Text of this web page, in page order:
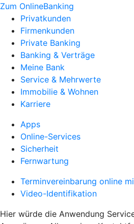
Zum OnlineBanking
Privatkunden
Firmenkunden
Private Banking
Banking & Verträge
Meine Bank
Service & Mehrwerte
Immobilie & Wohnen
Karriere
Apps
Online-Services
Sicherheit
Fernwartung
Terminvereinbarung online
Video-Identifikation
Hier würde die Anwendung